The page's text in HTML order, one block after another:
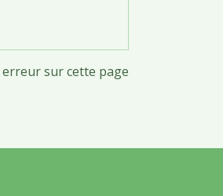
sur cette page